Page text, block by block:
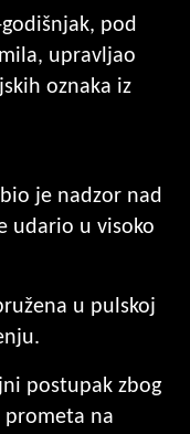
pod
upravljao
oznaka iz
je nadzor nad
udario u visoko
u pulskoj
postupak zbog
prometa na